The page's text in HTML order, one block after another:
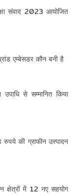
संवाद 2023 आयोजित
एम्बेसडर कौन बनी है
से सम्मानित किया
की ग्राफीन उत्त्पादन
क्षेत्रों में 12 नए सहयोग